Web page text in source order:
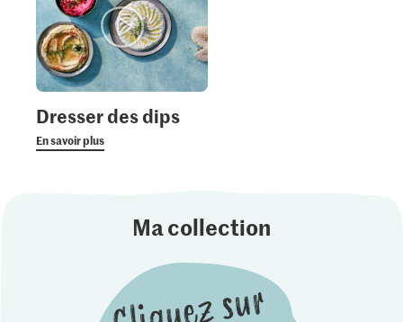
Dresser des dips
En savoir plus
Ma collection